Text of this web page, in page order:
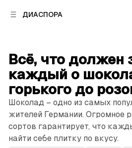
ДИАСПОРА
Всё, что должен
каждый о
горького до
Шоколад – одно из самых
жителей Германии. ­Огромное
сортов гарантирует, что
найти себе плитку по вкусу.